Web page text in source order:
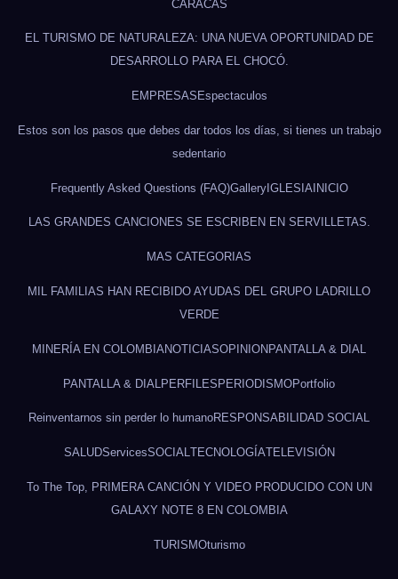
CARACAS
EL TURISMO DE NATURALEZA: UNA NUEVA OPORTUNIDAD DE
DESARROLLO PARA EL CHOCÓ.
EMPRESAS Espectaculos
Estos son los pasos que debes dar todos los días, si tienes un trabajo
sedentario
Frequently Asked Questions (FAQ)GalleryIGLESIAINICIO
LAS GRANDES CANCIONES SE ESCRIBEN EN SERVILLETAS.
MAS CATEGORIAS
MIL FAMILIAS HAN RECIBIDO AYUDAS DEL GRUPO LADRILLO
VERDE
MINERÍA EN COLOMBIA NOTICIASOPINION PANTALLA & DIAL
PANTALLA & DIAL PERFILESPERIODISMOPortfolio
Reinventarnos sin perder lo humanoRESPONSABILIDAD SOCIAL
SALUDServicesSOCIALTECNOLOGÍATELEVISIÓN
To The Top, PRIMERA CANCIÓN Y VIDEO PRODUCIDO CON UN
GALAXY NOTE 8 EN COLOMBIA
TURISMOturismo